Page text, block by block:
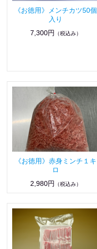
《お徳用》メンチカツ50個
入り
7,300円
（税込み）
《お徳用》赤身ミンチ１キ
ロ
2,980円
（税込み）